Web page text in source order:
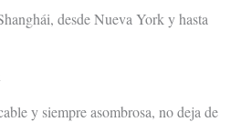
desde Nueva York y hasta
y siempre asombrosa, no deja de